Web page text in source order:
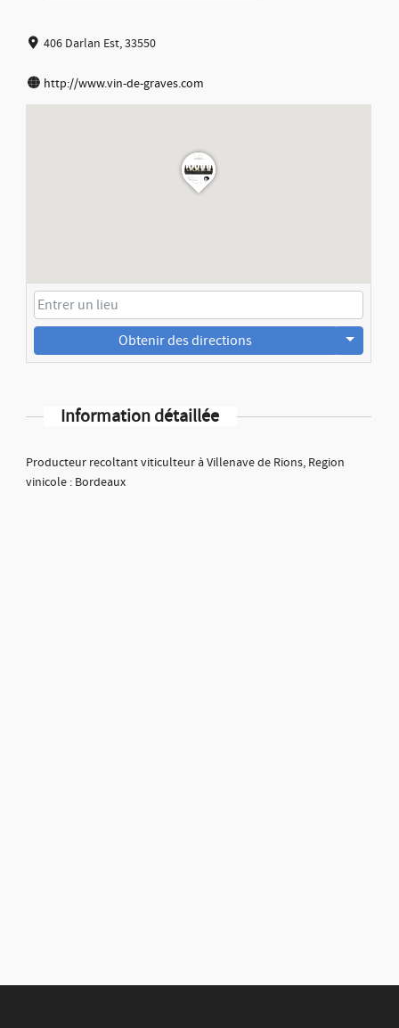
406 Darlan Est, 33550
http://www.vin-de-graves.com
Obtenir des directions
Information détaillée
Producteur recoltant viticulteur à Villenave de Rions, Region
vinicole : Bordeaux